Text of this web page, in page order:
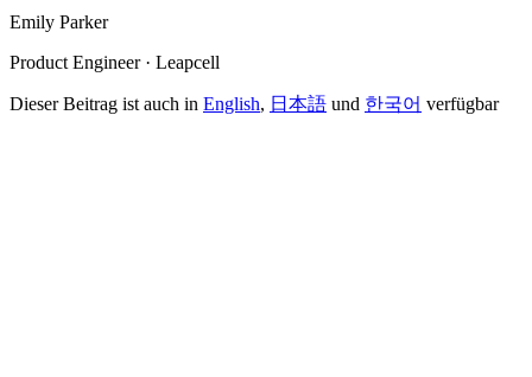
Emily Parker
Product Engineer · Leapcell
Dieser Beitrag ist auch in English, 日本語 und 한국어 verfügbar